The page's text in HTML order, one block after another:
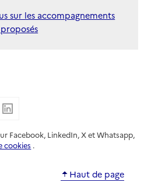
sur les accompagnements
sur Facebook
Partager sur X
Facebook, LinkedIn, X et Whatsapp,
cookies .
Haut de page